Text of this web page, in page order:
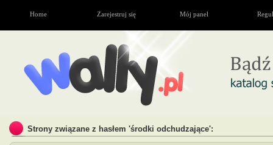
Home Zarejestruj się Mój panel
Strony związane z hasłem 'środki odchudzające':